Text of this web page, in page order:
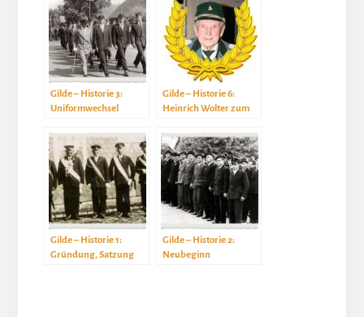
Gilde – Historie 3:
Uniformwechsel
Gilde – Historie 6:
Heinrich Wolter zum
Gilde – Historie 1:
Gründung, Satzung
Gilde – Historie 2:
Neubeginn